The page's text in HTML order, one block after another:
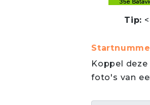
Tip:
Koppel
foto's van